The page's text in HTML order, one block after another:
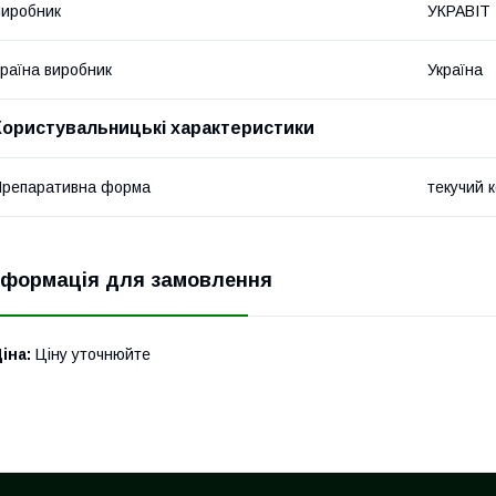
УКРАВІТ
виробник Україна
характеристики
форма текучий
для замовлення
Ціну уточнюйте